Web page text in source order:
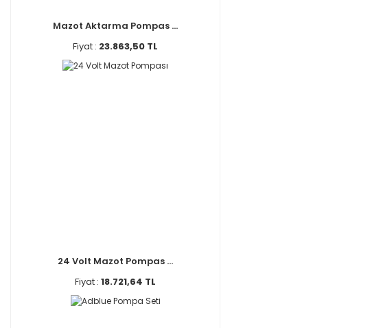
Mazot Aktarma Pompas ...
Fiyat : 23.863,50 TL
24 Volt Mazot Pompas ...
Fiyat : 18.721,64 TL